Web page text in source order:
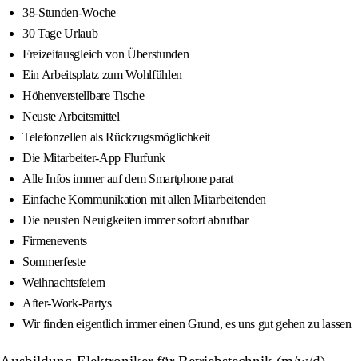
38-Stunden-Woche
30 Tage Urlaub
Freizeitausgleich von Überstunden
Ein Arbeitsplatz zum Wohlfühlen
Höhenverstellbare Tische
Neuste Arbeitsmittel
Telefonzellen als Rückzugsmöglichkeit
Die Mitarbeiter-App Flurfunk
Alle Infos immer auf dem Smartphone parat
Einfache Kommunikation mit allen Mitarbeitenden
Die neusten Neuigkeiten immer sofort abrufbar
Firmenevents
Sommerfeste
Weihnachtsfeiern
After-Work-Partys
Wir finden eigentlich immer einen Grund, es uns gut gehen zu lassen